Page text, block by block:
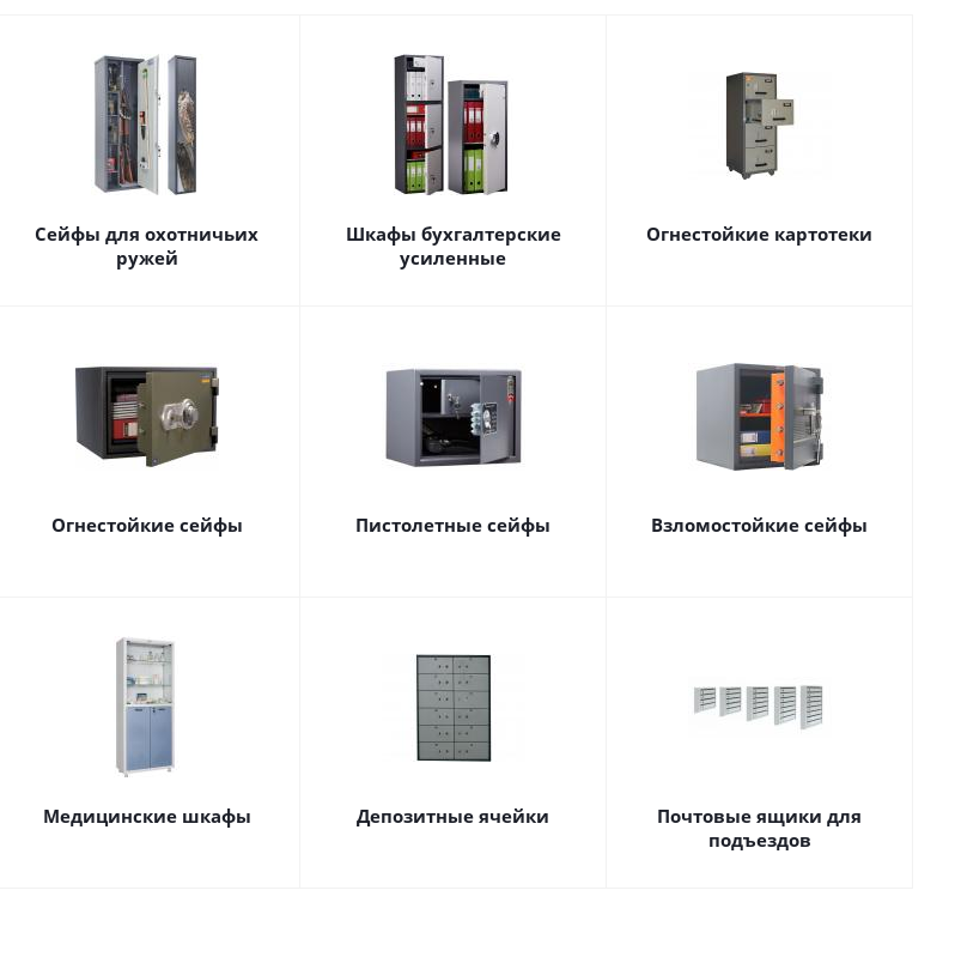
Сейфы для охотничьих
ружей
Шкафы бухгалтерские
усиленные
Огнестойкие картотеки
Огнестойкие сейфы Пистолетные сейфы Взломостойкие сейфы
Медицинские шкафы Депозитные ячейки
Почтовые ящики для
подъездов